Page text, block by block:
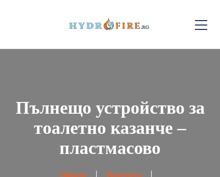
Пълнещо устройство за
тоалетно казанче –
пластмасово
Начало
Продукти